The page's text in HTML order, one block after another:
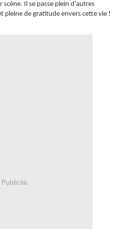
Il se passe plein d’autres
pleine de gratitude envers cette vie !
Publicité